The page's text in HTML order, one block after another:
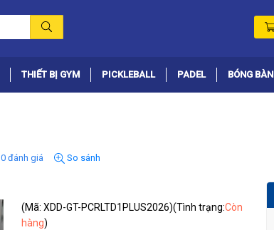
THIẾT BỊ GYM PICKLEBALL PADEL BÓNG BÀN
0 đánh giá So sánh
(Mã: XDD-GT-PCRLTD1PLUS2026)(Tình trạng:Còn
hàng)